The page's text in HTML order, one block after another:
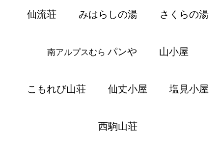
仙流荘 みはらしの湯 さくらの湯
南アルプスむら パンや 山小屋
こもれび山荘 仙丈小屋 塩見小屋
西駒山荘